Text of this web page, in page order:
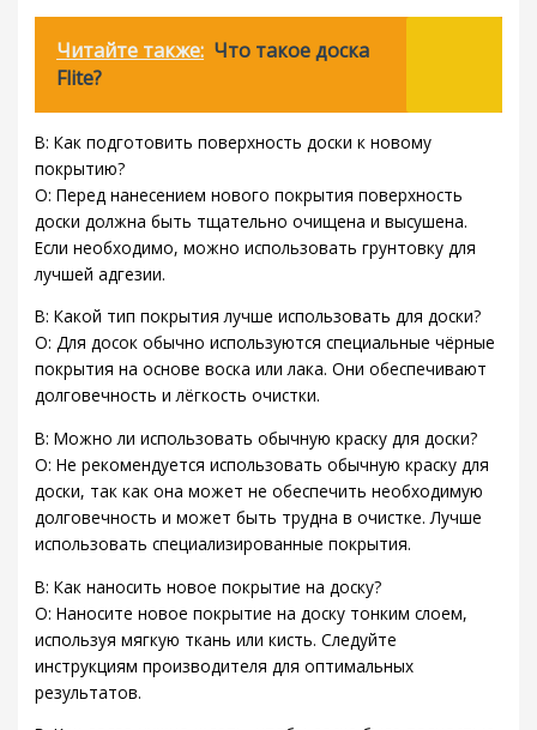
Читайте также: Что такое доска
Flite?
В: Как подготовить поверхность доски к новому
покрытию?
О: Перед нанесением нового покрытия поверхность
доски должна быть тщательно очищена и высушена.
Если необходимо, можно использовать грунтовку для
лучшей адгезии.
В: Какой тип покрытия лучше использовать для доски?
О: Для досок обычно используются специальные чёрные
покрытия на основе воска или лака. Они обеспечивают
долговечность и лёгкость очистки.
В: Можно ли использовать обычную краску для доски?
О: Не рекомендуется использовать обычную краску для
доски, так как она может не обеспечить необходимую
долговечность и может быть трудна в очистке. Лучше
использовать специализированные покрытия.
В: Как наносить новое покрытие на доску?
О: Наносите новое покрытие на доску тонким слоем,
используя мягкую ткань или кисть. Следуйте
инструкциям производителя для оптимальных
результатов.